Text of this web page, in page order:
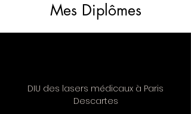
Mes Diplômes
DIU des lasers médicaux à Paris
Descartes